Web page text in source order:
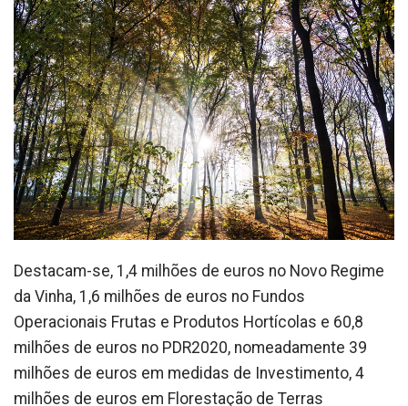
Destacam-se, 1,4 milhões de euros no Novo Regime
da Vinha, 1,6 milhões de euros no Fundos
Operacionais Frutas e Produtos Hortícolas e 60,8
milhões de euros no PDR2020, nomeadamente 39
milhões de euros em medidas de Investimento, 4
milhões de euros em Florestação de Terras